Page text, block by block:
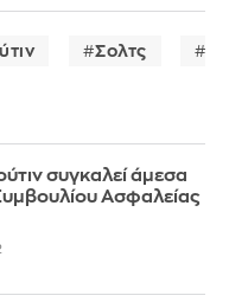
Σολτς
συγκαλεί άμεσα
Ασφαλείας